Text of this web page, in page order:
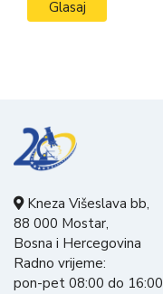
Kneza Višeslava bb,
88 000 Mostar,
Bosna i Hercegovina
Radno vrijeme:
pon-pet 08:00 do 16:00